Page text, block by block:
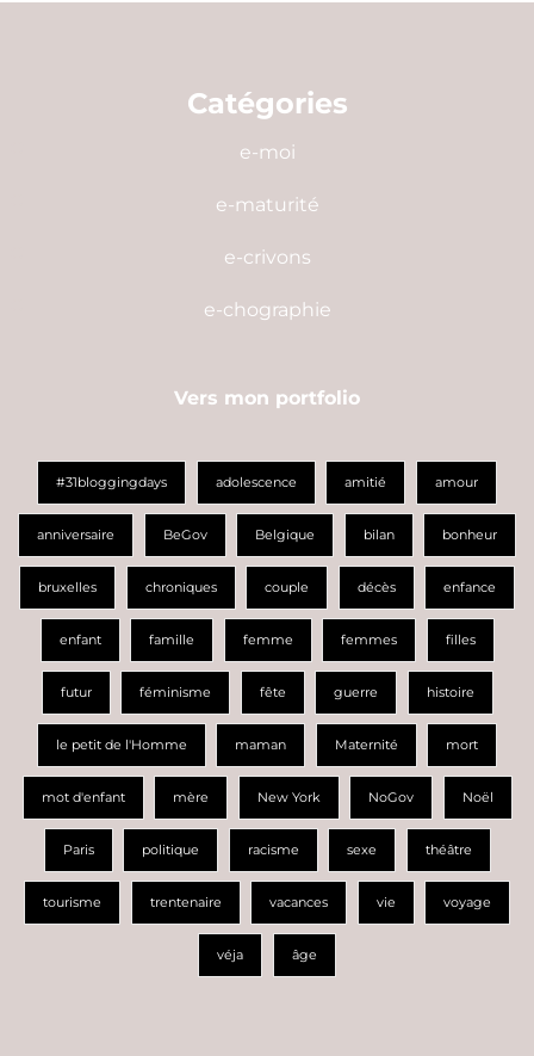
Catégories
e-moi
e-maturité
e-crivons
e-chographie
Vers mon portfolio
#31bloggingdays adolescence amitié amour
anniversaire BeGov Belgique bilan bonheur
bruxelles chroniques couple décès enfance
enfant famille femme femmes filles
futur féminisme fête guerre histoire
le petit de l'Homme maman Maternité mort
mot d'enfant mère New York NoGov Noël
Paris politique racisme sexe théâtre
tourisme trentenaire vacances vie voyage
véja âge